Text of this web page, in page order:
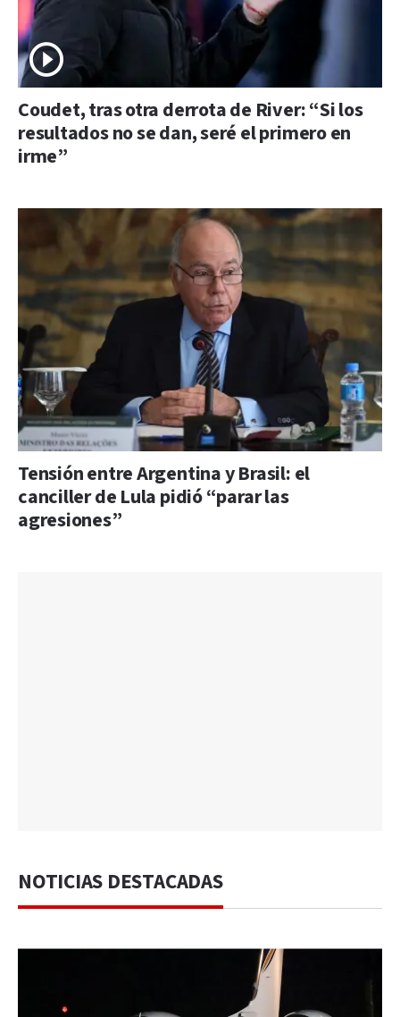
Coudet, tras otra derrota de River: “Si los
resultados no se dan, seré el primero en
irme”
Tensión entre Argentina y Brasil: el
canciller de Lula pidió “parar las
agresiones”
NOTICIAS DESTACADAS